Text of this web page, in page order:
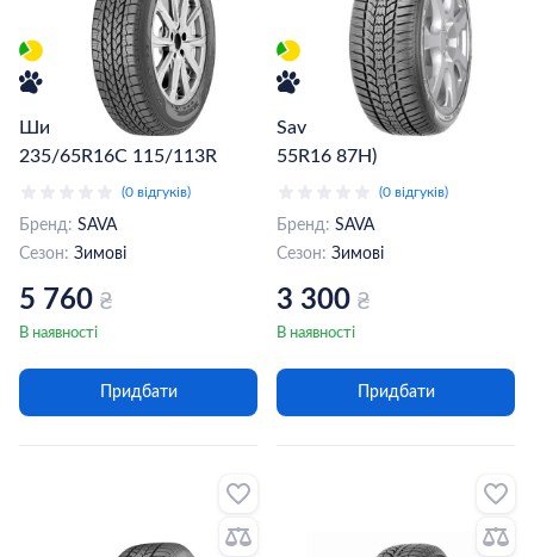
Шина Sava Eskimo LT
235/65R16C 115/113R
(0 відгуків)
Бренд: SAVA
Сезон: Зимові
5 760 ₴
В наявності
Придбати
Sava Eskimo HP2 (195 /
55R16 87H)
(0 відгуків)
Бренд: SAVA
Сезон: Зимові
3 300 ₴
В наявності
Придбати